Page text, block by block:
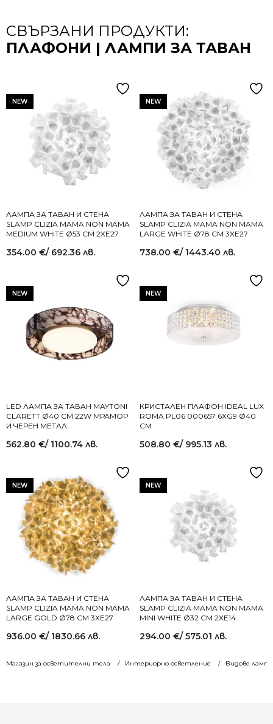
Магазин за осветителни тела Интериорно осветление Видове
СВЪРЗАНИ ПРОДУКТИ:
ПЛАФОНИ | ЛАМПИ ЗА ТАВАН
NEW
ЛАМПА ЗА ТАВАН И СТЕНА
SLAMP CLIZIA MAMA NON MAMA
MEDIUM WHITE Ø53 СМ 2XE27
354.00 €/ 692.36 лв.
NEW
ЛАМПА ЗА ТАВАН И СТЕНА
SLAMP CLIZIA MAMA NON MAMA
LARGE WHITE Ø78 СМ 3XE27
738.00 €/ 1443.40 лв.
NEW
LED ЛАМПА ЗА ТАВАН MAYTONI
CLARETT Ø40 СМ 22W МРАМОР
И ЧЕРЕН МЕТАЛ
562.80 €/ 1100.74 лв.
NEW
КРИСТАЛЕН ПЛАФОН IDEAL LUX
ROMA PL06 000657 6XG9 Ø40
СМ
508.80 €/ 995.13 лв.
NEW
ЛАМПА ЗА ТАВАН И СТЕНА
SLAMP CLIZIA MAMA NON MAMA
LARGE GOLD Ø78 СМ 3XE27
936.00 €/ 1830.66 лв.
NEW
ЛАМПА ЗА ТАВАН И СТЕНА
SLAMP CLIZIA MAMA NON MAMA
MINI WHITE Ø32 СМ 2XE14
294.00 €/ 575.01 лв.